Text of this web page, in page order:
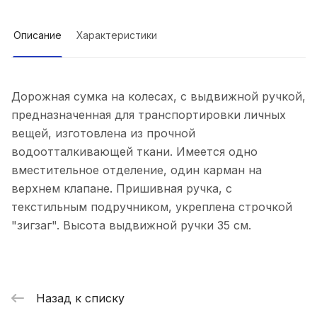
Описание Характеристики
Дорожная сумка на колесах, с выдвижной ручкой,
предназначенная для транспортировки личных
вещей, изготовлена из прочной
водоотталкивающей ткани. Имеется одно
вместительное отделение, один карман на
верхнем клапане. Пришивная ручка, с
текстильным подручником, укреплена строчкой
"зигзаг". Высота выдвижной ручки 35 см.
Назад к списку